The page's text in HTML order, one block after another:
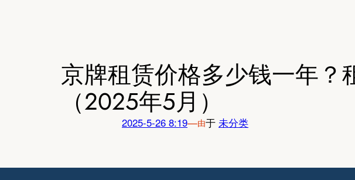
京牌租赁价格多少钱一年
（2025年5月）
2025-5-26 8:19—由于 未分类